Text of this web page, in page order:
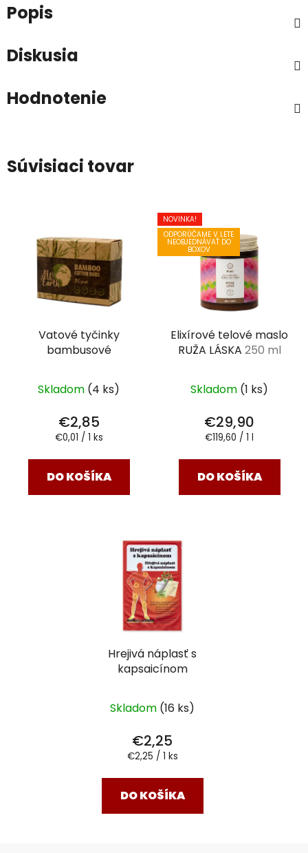
Popis
Diskusia
Hodnotenie
Súvisiaci tovar
Vatové tyčinky
bambusové
Skladom (4 ks)
€2,85
Jednotková
€0,01 / 1 ks
DO KOŠÍKA
NOVINKA!
ODPORÚČAME V LETE
NEOBJEDNÁVAŤ DO
BOXOV
Elixírové telové maslo
RUŽA LÁSKA 250 ml
Skladom (1 ks)
€29,90
Jednotková
€119,60 / 1 l
DO KOŠÍKA
Hrejivá náplasť s
kapsaicínom
Skladom (16 ks)
€2,25
Jednotková
€2,25 / 1 ks
DO KOŠÍKA